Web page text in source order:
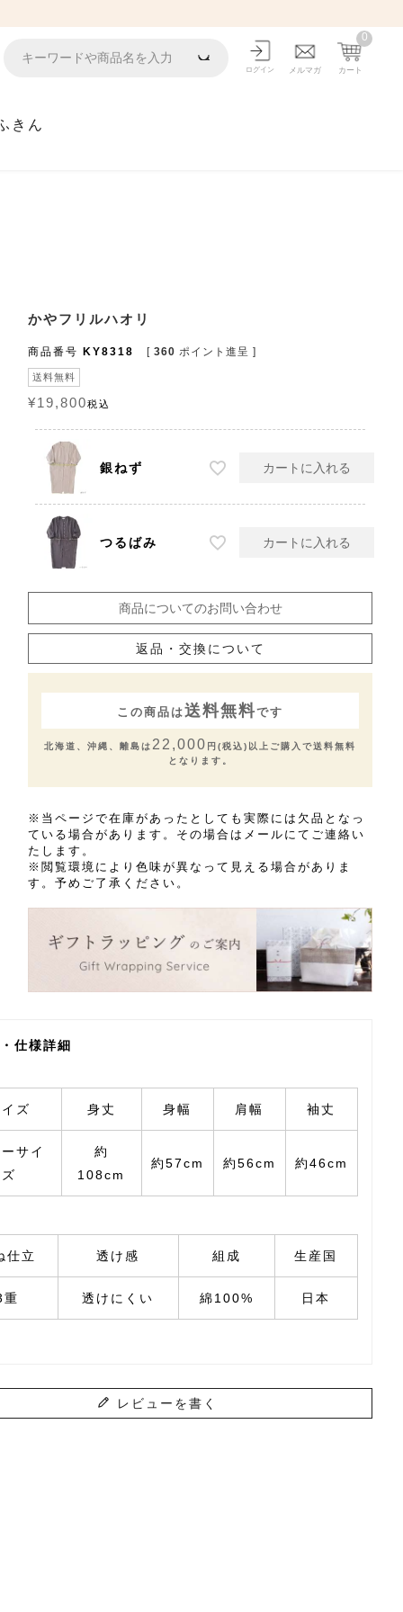
ログイン メルマガ
0
カート
きん
銀ねず
かやフリルハオリ
商品番号 KY8318 [ 360 ポイント進呈 ]
送料無料
¥19,800税込
銀ねず カートに入れる
つるばみ カートに入れる
商品についてのお問い合わせ
返品・交換について
この商品は送料無料です
北海道、沖縄、離島は 22,000 円(税込)以上ご購入で送料無料
となります。
※当ページで在庫があったとしても実際には欠品となっ
ている場合があります。その場合はメールにてご連絡い
たします。
※閲覧環境により色味が異なって見える場合がありま
す。予めご了承ください。
仕様詳細
ズ 身丈 身幅 肩幅 袖丈
サイ
ズ
約
108cm
約57cm 約56cm 約46cm
仕立 透け感 組成 生産国
重 透けにくい 綿100% 日本
レビューを書く